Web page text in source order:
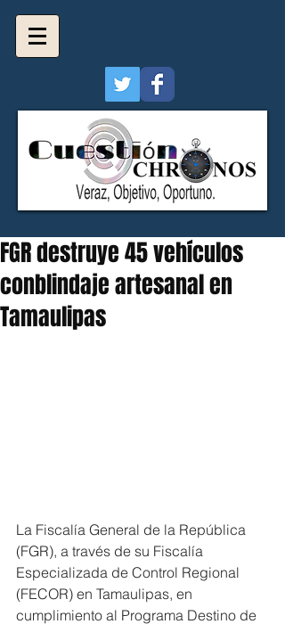
FGR destruye 45 vehículos
conblindaje artesanal en
Tamaulipas
La Fiscalía General de la República
(FGR), a través de su Fiscalía
Especializada de Control Regional
(FECOR) en Tamaulipas, en
cumplimiento al Programa Destino de